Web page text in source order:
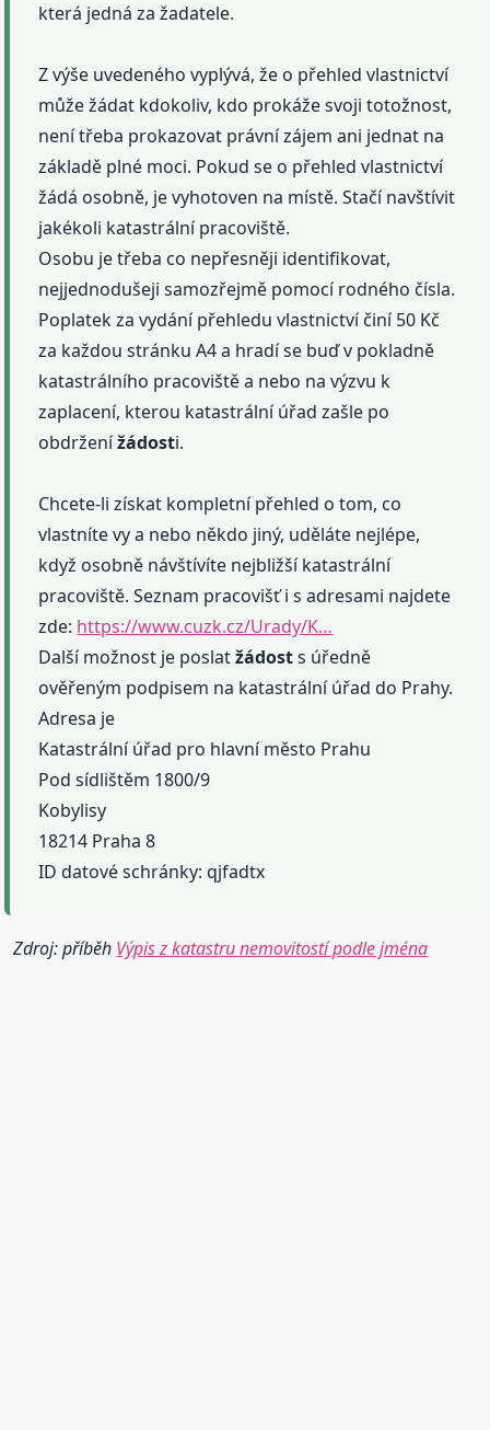
která jedná za žadatele.
Z výše uvedeného vyplývá, že o přehled vlastnictví
může žádat kdokoliv, kdo prokáže svoji totožnost,
není třeba prokazovat právní zájem ani jednat na
základě plné moci. Pokud se o přehled vlastnictví
žádá osobně, je vyhotoven na místě. Stačí navštívit
jakékoli katastrální pracoviště.
Osobu je třeba co nepřesněji identifikovat,
nejjednodušeji samozřejmě pomocí rodného čísla.
Poplatek za vydání přehledu vlastnictví činí 50 Kč
za každou stránku A4 a hradí se buď v pokladně
katastrálního pracoviště a nebo na výzvu k
zaplacení, kterou katastrální úřad zašle po
obdrženížádosti.
Chcete-li získat kompletní přehled o tom, co
vlastníte vy a nebo někdo jiný, uděláte nejlépe,
když osobně návštívíte nejbližší katastrální
pracoviště. Seznam pracovišť i s adresami najdete
zde: https://www.cuzk.cz/Urady/K…
Další možnost je poslatžádosts úředně
ověřeným podpisem na katastrální úřad do Prahy.
Adresa je
Katastrální úřad pro hlavní město Prahu
Pod sídlištěm 1800/9
Kobylisy
18214 Praha 8
ID datové schránky: qjfadtx
Zdroj: příběh Výpis z katastru nemovitostí podle jména